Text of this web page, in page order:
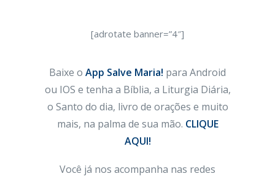
[adrotate banner=”4″]
Baixe o App Salve Maria! para Android
ou IOS e tenha a Bíblia, a Liturgia Diária,
o Santo do dia, livro de orações e muito
mais, na palma de sua mão. CLIQUE
AQUI!
Você já nos acompanha nas redes